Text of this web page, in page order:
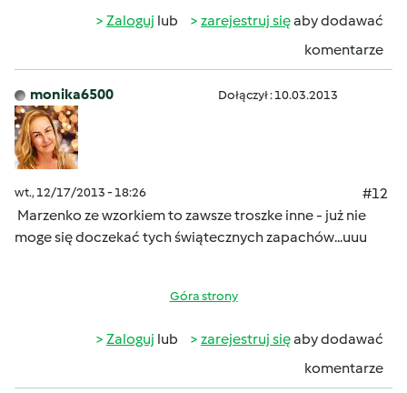
Zaloguj lub zarejestruj sięaby dodawać
komentarze
monika6500 Dołączył : 10.03.2013
wt., 12/17/2013 - 18:26
#12
Marzenko ze wzorkiem to zawsze troszke inne - już nie
moge się doczekać tych świątecznych zapachów...uuu
Góra strony
Zaloguj lub zarejestruj sięaby dodawać
komentarze